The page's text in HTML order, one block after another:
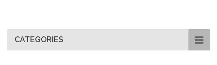
CATEGORIES